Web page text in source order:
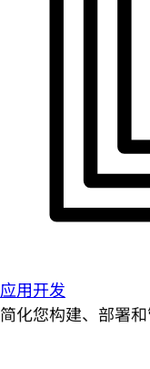
应用开发
简化您构建、部署和